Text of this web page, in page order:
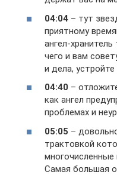
04:04 – тут
приятному
ангел-
чего и вам
и дела,
04:40 –
как ангел
проблемах и
05:05 –
трактовкой
многочисленные
Самая большая